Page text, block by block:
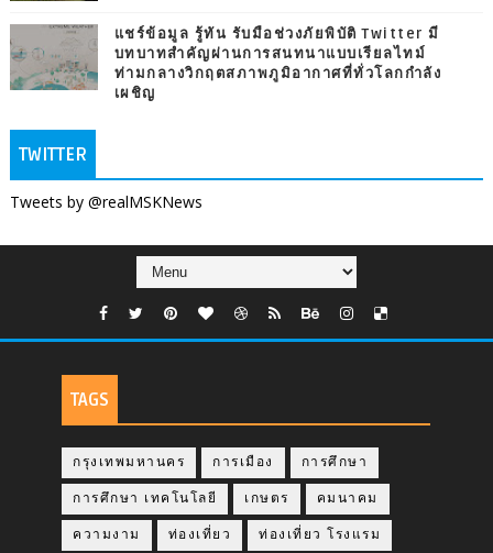
แชร์ข้อมูล รู้ทัน รับมือช่วงภัยพิบัติ Twitter มี
บทบาทสำคัญผ่านการสนทนาแบบเรียลไทม์
ท่ามกลางวิกฤตสภาพภูมิอากาศที่ทั่วโลกกำลัง
เผชิญ
TWITTER
Tweets by @realMSKNews
TAGS
กรุงเทพมหานคร การเมือง การศึกษา
การศึกษา เทคโนโลยี เกษตร คมนาคม
ความงาม ท่องเที่ยว ท่องเที่ยว โรงแรม